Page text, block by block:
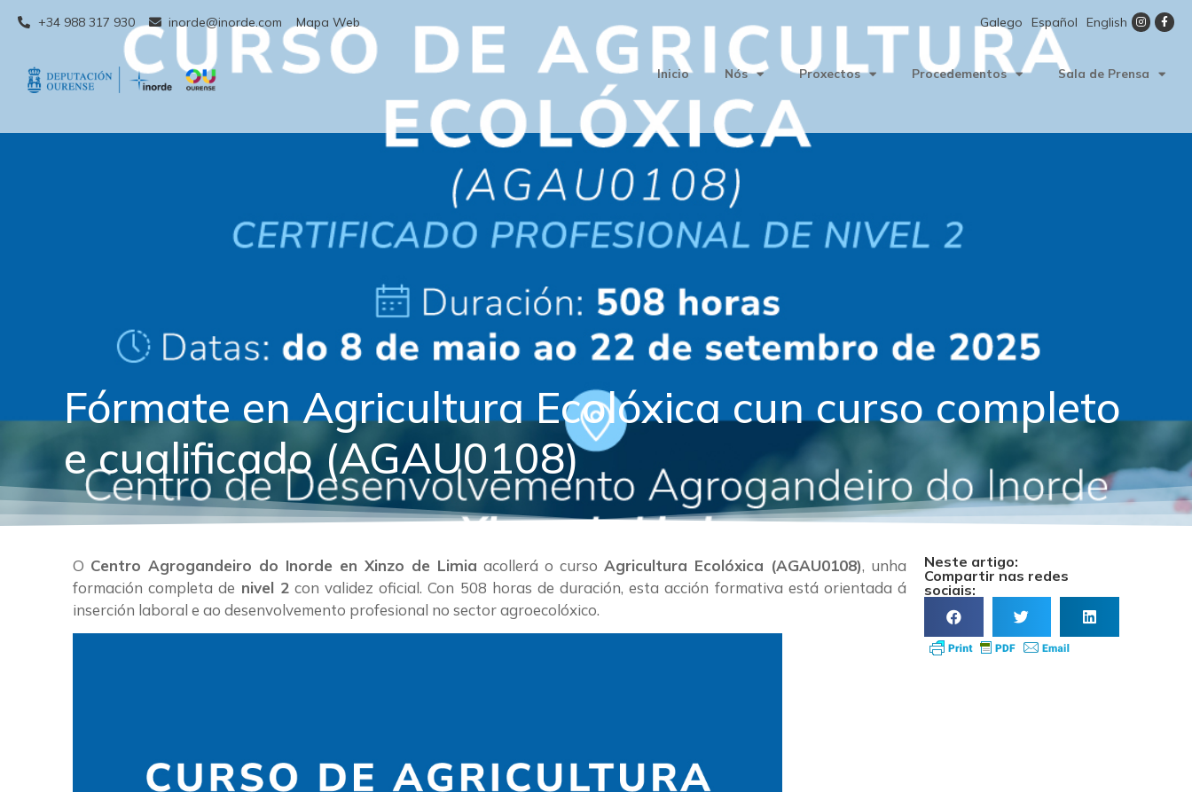
+34 988 317 930 inorde@inorde.com Mapa Web Galego Español English
Inicio Nós Proxectos Procedementos Sala de Prensa
Fórmate en Agricultura Ecolóxica cun curso completo
e cualificado (AGAU0108)
O Centro Agrogandeiro do Inorde en Xinzo de Limia acollerá o curso Agricultura Ecolóxica (AGAU0108), unha
formación completa de nivel 2con validez oficial. Con 508 horas de duración, esta acción formativa está orientada á
inserción laboral e ao desenvolvemento profesional no sector agroecolóxico.
Neste artigo:
Compartir nas redes
sociais: